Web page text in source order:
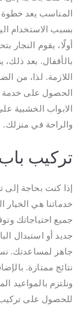
المناسب يعد خطوة
بسبب الاستخدام
أولًا، يقوم النجار
بالأقفال. بعد
اللازمة. لذا، من
الحصول على خدمة
الابواب الخشبية
والراحة في منزلك.
تركيب
إذا كنت بحاجة إلى
خدماتنا هي
جميع احتياجاتك
جديد أو استبدال
جاهز لمساعدتك.
نتائج ممتازة.
ونلتزم بالمواعيد
للحصول على